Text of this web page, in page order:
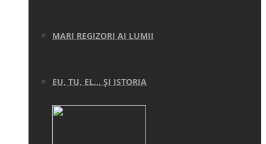
MARI REGIZORI AI LUMII
EU, TU, EL… ŞI ISTORIA